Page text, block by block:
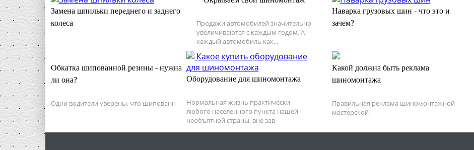
Замена шпильки переднего и заднего
колеса
Продажи автомобилей значительно
увеличиваются с каждым годом. А
каждый автомобиль как...
Наварка грузовых шин - что это и
зачем?
Обкатка шипованной резины - нужна
ли она?
Одни водители уверены, что шипованн
Оборудование для шиномонтажа
Нормальная жизнь практически
любого населенного пункта нашей
необъятной страны, вне зав
Какой должна быть реклама
шиномонтажа
Правильная реклама шиномонтажной
мастерской